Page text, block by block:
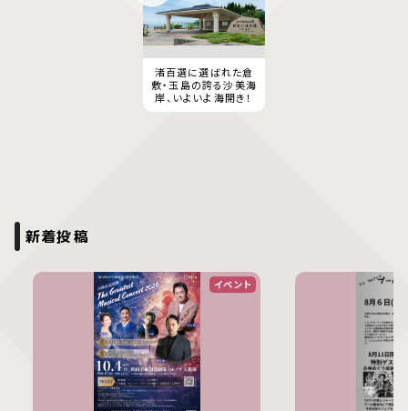
渚百選に選ばれた倉
敷・玉島の誇る沙美海
岸、いよいよ海開き！
新着投稿
イベント